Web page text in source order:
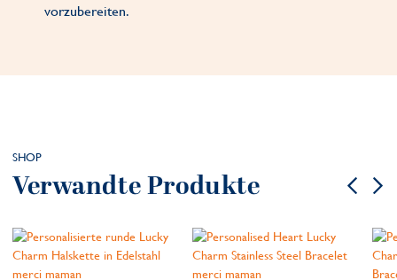
vorzubereiten.
SHOP
Verwandte Produkte